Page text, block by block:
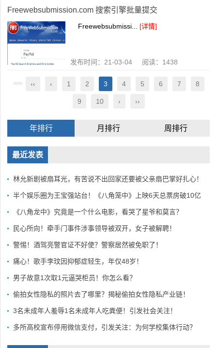
Freewebsubmission.com 搜索引擎批量提交
Freewebsubmissi... [详情]
发布时间：21-03-04 阅读：1438
‹‹ ‹ 1 2 3 4 5 6 7 8
9 10 › ››
年排行 月排行 周排行
最近发表
林允新剧被扇耳光，有苦说不出回家还要被父亲扇巴掌好扎心！
半个娱乐圈为王宝强站台！《八角笼中》上映6天总票房破10亿
《八角龙中》究竟是一个什么电影，看哭了星爷和莫言？
民心所向！牵手门事件涉事领导被双开，女子被解聘！
警惕！酒驾亮警官证不好使？警察居然被免职了！
痛心！歌手李玟因抑郁症轻生，年仅48岁！
男子故意1次取1元逼哭柜员！你怎么看？
偷拍女性隐私的照片去了哪里？揭秘偷拍女性隐私产业链！
3名未成年人羞辱1名未成年人吃粪便！引发社会关注！
多所高校宣布停用微信支付，引发关注：为何学校集体行动？